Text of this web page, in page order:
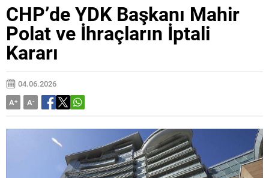
CHP’de YDK Başkanı Mahir
Polat ve İhraçların İptali
Kararı
04.06.2026
A+ A-